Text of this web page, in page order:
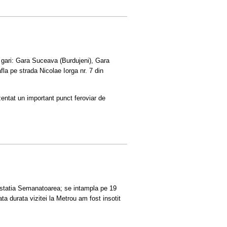
Gara Suceava (Burdujeni), Gara
pe strada Nicolae Iorga nr. 7 din
un important punct feroviar de
Semanatoarea; se intampla pe 19
durata vizitei la Metrou am fost insotit